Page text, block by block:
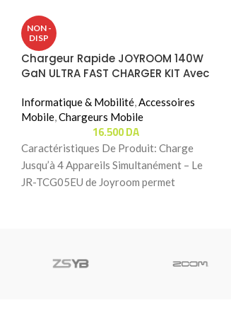
NON -
DISP
Chargeur Rapide JOYROOM 140W
GaN ULTRA FAST CHARGER KIT Avec
Informatique & Mobilité Accessoires
Mobile Chargeurs Mobile
16.500DA
Caractéristiques De Produit: Charge
Jusqu’à 4 Appareils Simultanément – Le
JR-TCG05EU de Joyroom permet